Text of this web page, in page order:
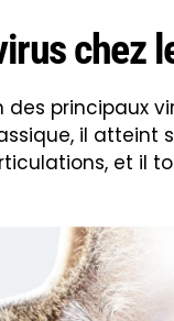
chez
des principaux
il atteint
et il